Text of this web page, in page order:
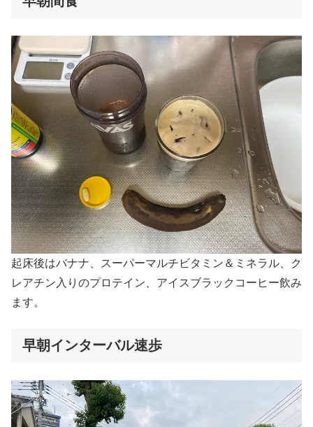
起床後はバナナ、スーパーマルチビタミン＆ミネラル、ク
レアチン入りのプロテイン、アイスブラックコーヒー飲み
ます。
早朝インターバル速歩